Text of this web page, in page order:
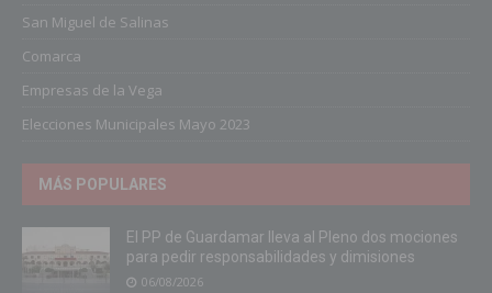
San Miguel de Salinas
Comarca
Empresas de la Vega
Elecciones Municipales Mayo 2023
MÁS POPULARES
El PP de Guardamar lleva al Pleno dos mociones
para pedir responsabilidades y dimisiones
06/08/2026